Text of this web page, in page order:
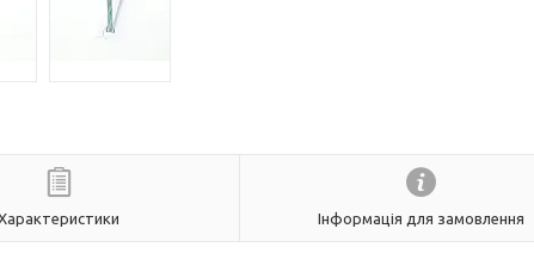
Інформація для замовлення